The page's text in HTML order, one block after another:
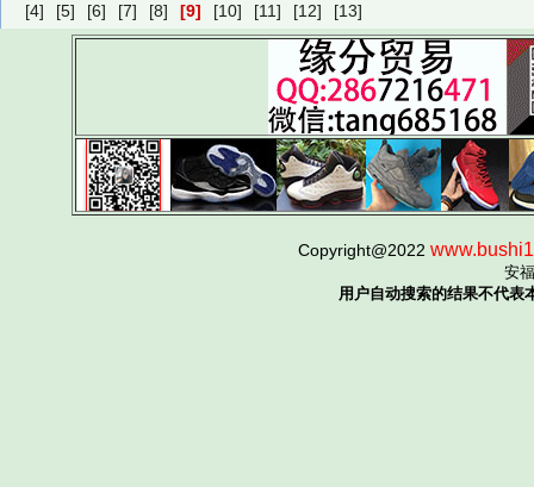
[4]
[5] [6] [7] [8] [9] [10] [11] [12] [13]
Copyright@2022
安
用户自动搜索的结果不代表